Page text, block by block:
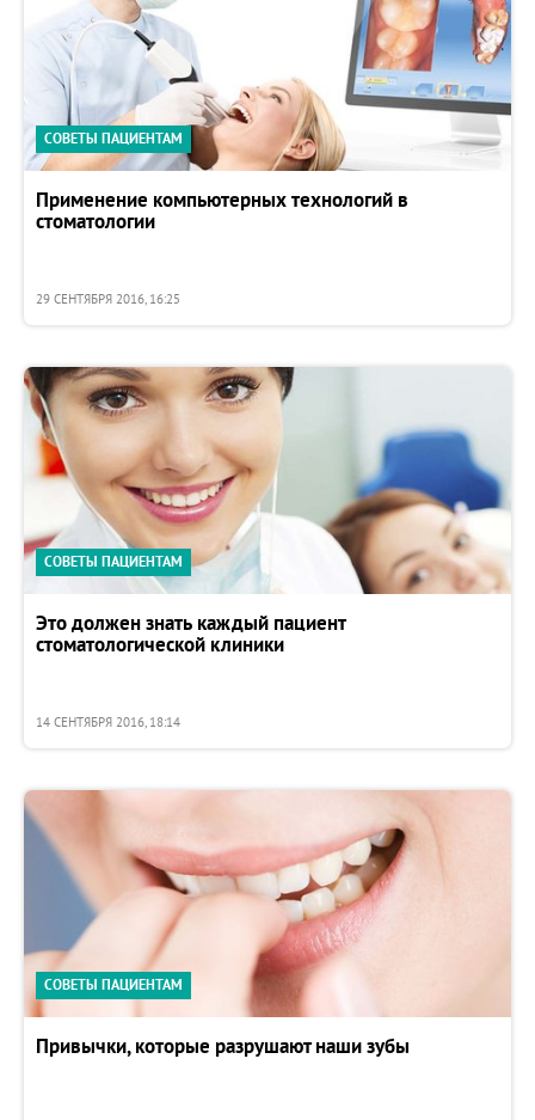
СОВЕТЫ ПАЦИЕНТАМ
Применение компьютерных технологий в
стоматологии
29 СЕНТЯБРЯ 2016, 16:25
СОВЕТЫ ПАЦИЕНТАМ
Это должен знать каждый пациент
стоматологической клиники
14 СЕНТЯБРЯ 2016, 18:14
СОВЕТЫ ПАЦИЕНТАМ
Привычки, которые разрушают наши зубы